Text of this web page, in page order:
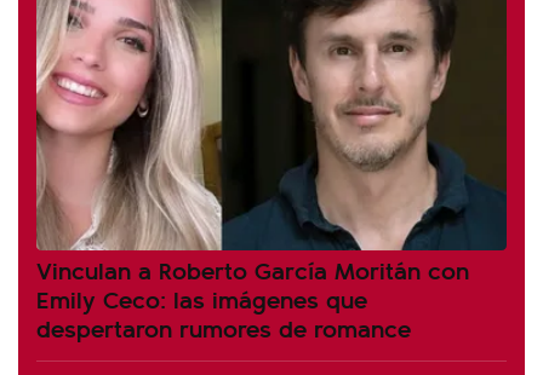
Vinculan a Roberto García Moritán con
Emily Ceco: las imágenes que
despertaron rumores de romance